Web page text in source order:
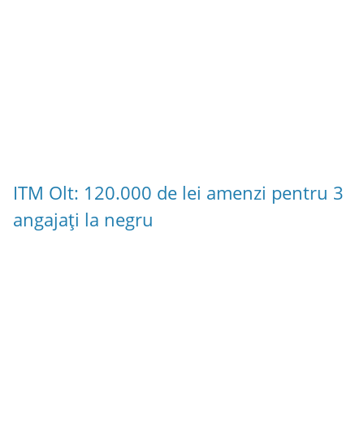
ITM Olt: 120.000 de lei amenzi pentru 3
angajați la negru